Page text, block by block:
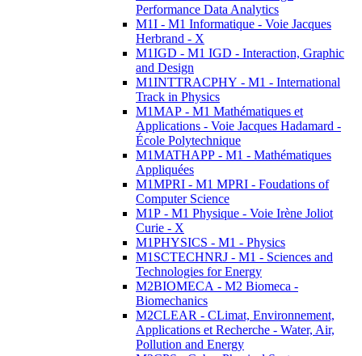
Performance Data Analytics
M1I - M1 Informatique - Voie Jacques
Herbrand - X
M1IGD - M1 IGD - Interaction, Graphic
and Design
M1INTTRACPHY - M1 - International
Track in Physics
M1MAP - M1 Mathématiques et
Applications - Voie Jacques Hadamard -
École Polytechnique
M1MATHAPP - M1 - Mathématiques
Appliquées
M1MPRI - M1 MPRI - Foudations of
Computer Science
M1P - M1 Physique - Voie Irène Joliot
Curie - X
M1PHYSICS - M1 - Physics
M1SCTECHNRJ - M1 - Sciences and
Technologies for Energy
M2BIOMECA - M2 Biomeca -
Biomechanics
M2CLEAR - CLimat, Environnement,
Applications et Recherche - Water, Air,
Pollution and Energy